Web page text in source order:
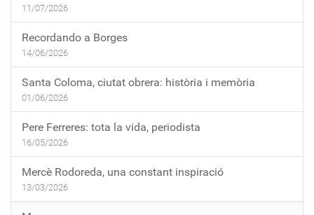
11/07/2026
Recordando a Borges
14/06/2026
Santa Coloma, ciutat obrera: història i memòria
01/06/2026
Pere Ferreres: tota la vida, periodista
16/05/2026
Mercè Rodoreda, una constant inspiració
13/03/2026